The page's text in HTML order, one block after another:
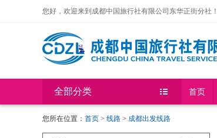
您好，欢迎来到成都中国旅行社有限公司东华正街分社！
全部分类 首页
您所在位置： 首页 > 线路 > 成都出发线路